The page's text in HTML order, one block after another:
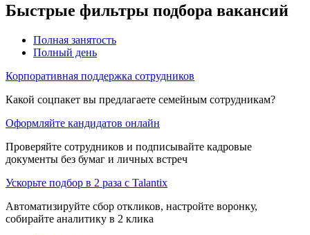
Быстрые фильтры подбора вакансий
Полная занятость
Полный день
Корпоративная поддержка сотрудников
Какой соцпакет вы предлагаете семейным сотрудникам?
Оформляйте кандидатов онлайн
Проверяйте сотрудников и подписывайте кадровые
документы без бумаг и личных встреч
Ускорьте подбор в 2 раза с Talantix
Автоматизируйте сбор откликов, настройте воронку,
собирайте аналитику в 2 клика